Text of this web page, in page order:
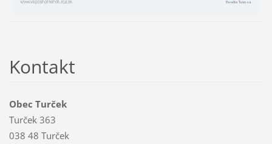
Kontakt
Obec Turček
Turček 363
038 48 Turček